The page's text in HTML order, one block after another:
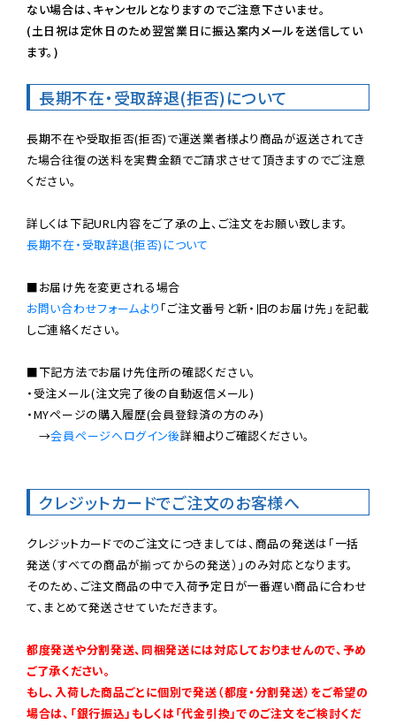
ない場合は、キャンセルとなりますのでご注意下さいませ。
(土日祝は定休日のため翌営業日に振込案内メールを送信してい
ます。)
長期不在・受取辞退(拒否)について
長期不在や受取拒否(拒否)で運送業者様より商品が返送されてき
た場合往復の送料を実費金額でご請求させて頂きますのでご注意
ください。
長期不在・受取辞退(拒否)について
お問い合わせフォームより 「ご注文番号と新・旧のお届け先」を記載
しご連絡ください。
■下記方法でお届け先住所の確認ください。
・受注メール(注文完了後の自動返信メール)
・MYページの購入履歴(会員登録済の方のみ)
→会員ページへログイン後詳細よりご確認ください。
クレジットカードでご注文のお客様へ
クレジットカードでのご注文につきましては、商品の発送は「一括
発送（すべての商品が揃ってからの発送）」のみ対応となります。
そのため、ご注文商品の中で入荷予定日が一番遅い商品に合わせ
て、まとめて発送させていただきます。
都度発送や分割発送、同梱発送には対応しておりませんので、予め
ご了承ください。
もし、入荷した商品ごとに個別で発送（都度・分割発送）をご希望の
場合は、「銀行振込」もしくは「代金引換」でのご注文をご検討くだ